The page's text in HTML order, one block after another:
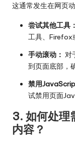
这通常发生在网页
尝试其他工具：
工具、Firefox
手动滚动： 对
到页面底部，
禁用
试禁用页面
3. 如何处理
内容？